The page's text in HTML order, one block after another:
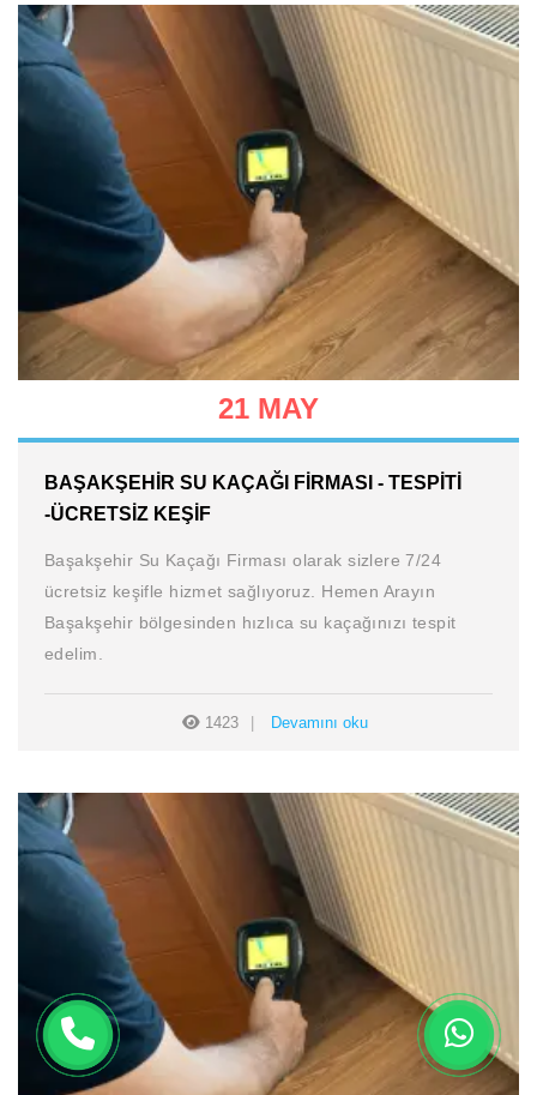
21 MAY
BAŞAKŞEHIR SU KAÇAĞI FIRMASI - TESPITI
-ÜCRETSIZ KEŞIF
Başakşehir Su Kaçağı Firması olarak sizlere 7/24
ücretsiz keşifle hizmet sağlıyoruz. Hemen Arayın
Başakşehir bölgesinden hızlıca su kaçağınızı tespit
edelim.
1423 Devamını oku